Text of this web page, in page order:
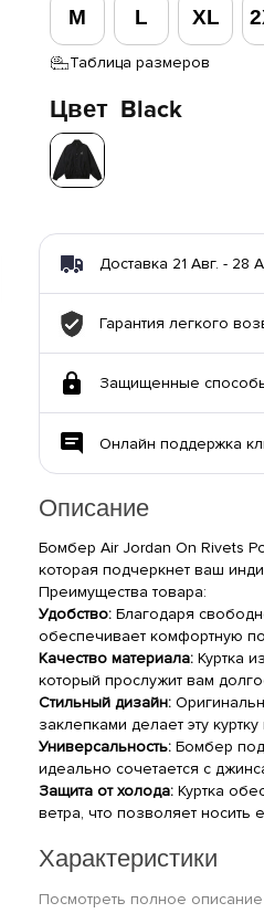
M L XL
Таблица размеров
Цвет Black
Футболка Air Jordan The
Brand Of FligGray
2590 RUB
Худи Air Jordan Logo Of
Black
Доставка 21 Авг. - 28
Гарантия легкого
Защищенные
Онлайн поддержка
Описание
Бомбер Air Jordan On Rivets
которая подчеркнет ваш
Преимущества товара:
Удобство: Благодаря
обеспечивает комфортную
Качество материала: Куртка
который прослужит вам
Стильный дизайн:
заклепками делает эту
Универсальность: Бомбер
идеально сочетается с
Защита от холода: Куртка
ветра, что позволяет носить
Характеристики
Производитель: Air Jordan
Посмотреть полное описание